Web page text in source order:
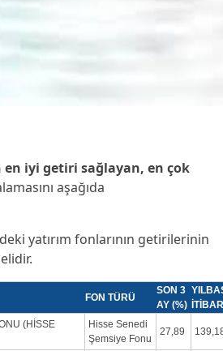
en iyi getiri sağlayan, en çok
aşağıda
yatırım fonlarının getirilerinin
FON TÜRÜ
SON 3
AY (%)
(HİSSE
Hisse Senedi
Şemsiye Fonu
27,89